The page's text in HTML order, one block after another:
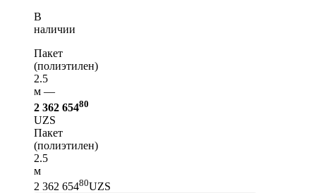
В
наличии
Пакет
(полиэтилен)
2.5
м —
2 362 65480
UZS
Пакет
(полиэтилен)
2.5
м
2 362 65480UZS